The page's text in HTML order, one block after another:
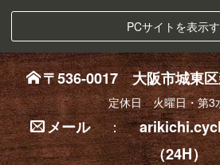
PCサイトを表示
〒536-0017 大阪市城東
定休日 火曜日・第3
メール：
（24H）